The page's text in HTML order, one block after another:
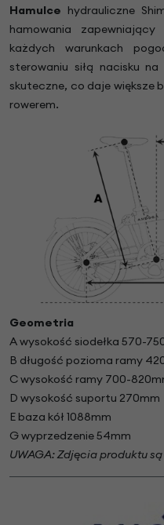
Hamulce hydrauliczne
hamowania
każdych warunkach
sterowaniu siłą nacisku
skuteczne, co daje większe
rowerem.
Geometria
A wysokość siodełka 570-
B długość pozioma ramy
C wysokość ramy 700-
D wysokość suportu 270mm
E baza kół 1088mm
G wyprzedzenie 54mm
UWAGA: Zdjęcia produktu